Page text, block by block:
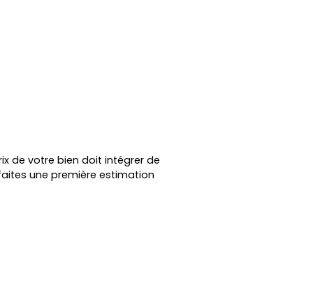
de votre bien doit intégrer de
une première estimation